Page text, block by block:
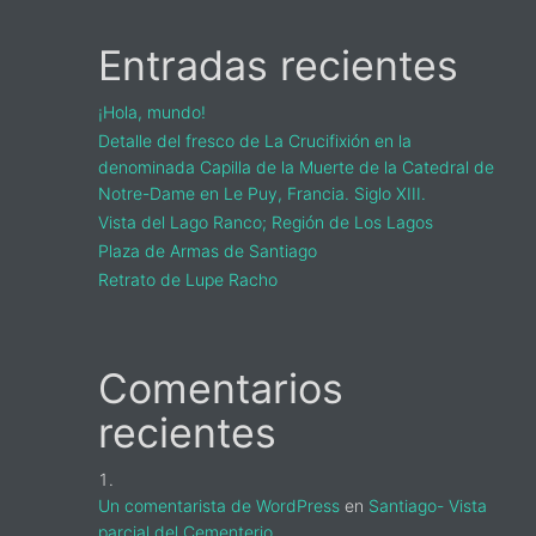
Entradas recientes
¡Hola, mundo!
Detalle del fresco de La Crucifixión en la
denominada Capilla de la Muerte de la Catedral de
Notre-Dame en Le Puy, Francia. Siglo XIII.
Vista del Lago Ranco; Región de Los Lagos
Plaza de Armas de Santiago
Retrato de Lupe Racho
Comentarios
recientes
Un comentarista de WordPress en Santiago- Vista
parcial del Cementerio